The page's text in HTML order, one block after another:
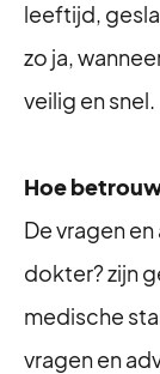
leeftijd,
zo ja,
veilig en snel.
Hoe
De vragen
dokter? zijn
medische
vragen en